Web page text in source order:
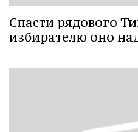
Спасти рядового
избирателю оно